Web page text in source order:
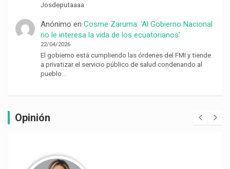
Josdeputaaaa
Anónimo en Cosme Zaruma: ‘Al Gobierno Nacional
no le interesa la vida de los ecuatorianos’
22/04/2026
El gobierno está cumpliendo las órdenes del FMI y tiende
a privatizar el servicio público de salud condenando al
pueblo…
Opinión